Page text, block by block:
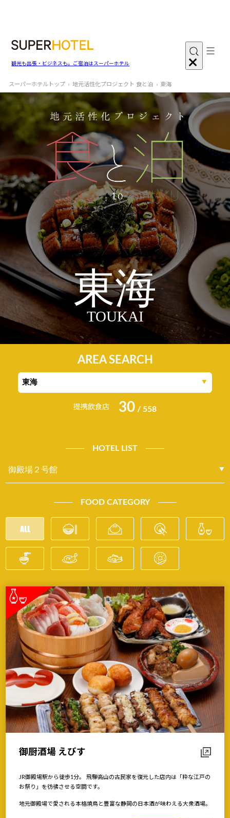
観光も出張・ビジネスも。ご宿泊はスーパーホテル
スーパーホテルトップ 地元活性化プロジェクト 食と泊 東海
東海
TOUKAI
AREA SEARCH
提携飲食店 30/ 558
HOTEL LIST
FOOD CATEGORY
御厨酒場 えびす
JR御殿場駅から徒歩1分。 飛騨高山の古民家を復元した店内は「粋な江戸の
お祭り」を彷彿させる空間です。
地元御殿場で愛される本格焼鳥と豊富な静岡の日本酒が味わえる大衆酒場。